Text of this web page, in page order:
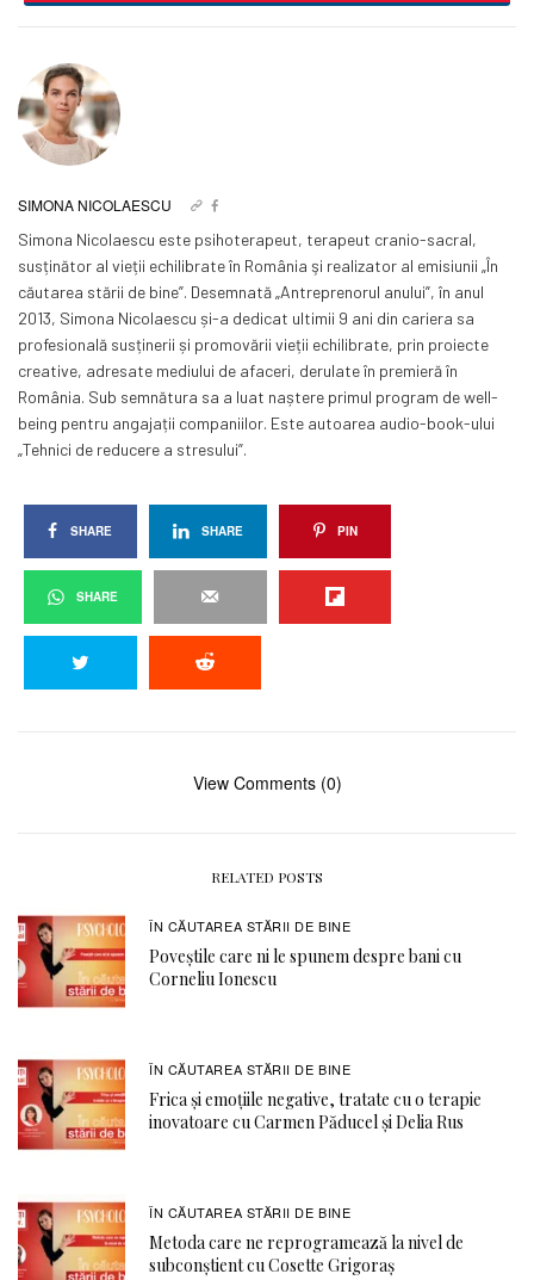
SIMONA NICOLAESCU
Simona Nicolaescu este psihoterapeut, terapeut cranio-sacral,
susținător al vieții echilibrate în România şi realizator al emisiunii „În
căutarea stării de bine”. Desemnată „Antreprenorul anului”, în anul
2013, Simona Nicolaescu și-a dedicat ultimii 9 ani din cariera sa
profesională susținerii și promovării vieții echilibrate, prin proiecte
creative, adresate mediului de afaceri, derulate în premieră în
România. Sub semnătura sa a luat naștere primul program de well-
being pentru angajații companiilor. Este autoarea audio-book-ului
„Tehnici de reducere a stresului”.
SHARE SHARE PIN
SHARE
View Comments (0)
RELATED POSTS
ÎN CĂUTAREA STĂRII DE BINE
Poveștile care ni le spunem despre bani cu
Corneliu Ionescu
ÎN CĂUTAREA STĂRII DE BINE
Frica și emoțiile negative, tratate cu o terapie
inovatoare cu Carmen Păducel și Delia Rus
ÎN CĂUTAREA STĂRII DE BINE
Metoda care ne reprogramează la nivel de
subconștient cu Cosette Grigoraș